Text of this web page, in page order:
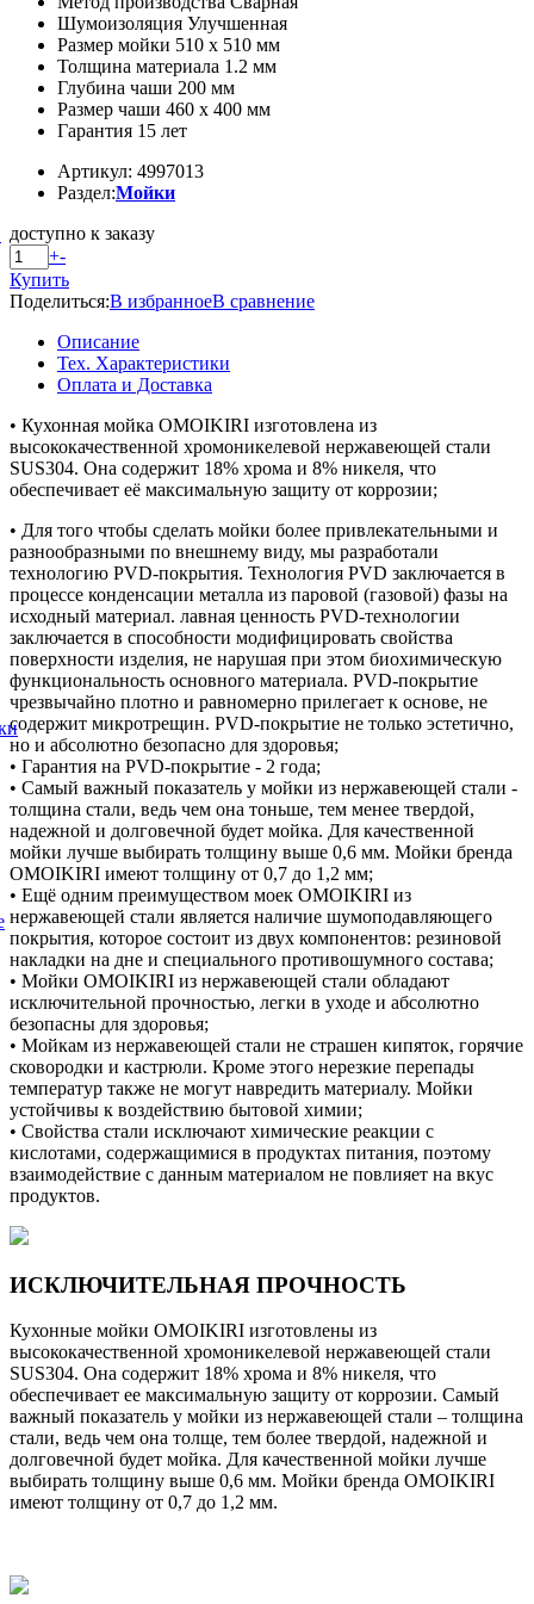
Шумоизоляция Улучшенная
Размер мойки 510 x 510 мм
Толщина материала 1.2 мм
Глубина чаши 200 мм
Размер чаши 460 x 400 мм
Гарантия 15 лет
Артикул: 4997013
Раздел:Мойки
доступно к заказу
+-
Купить
Поделиться:В избранноеВ сравнение
Описание
Тех. Характеристики
Оплата и Доставка
• Кухонная мойка OMOIKIRI изготовлена из
высококачественной хромоникелевой нержавеющей стали
SUS304. Она содержит 18% хрома и 8% никеля, что
обеспечивает её максимальную защиту от коррозии;
• Для того чтобы сделать мойки более привлекательными и
разнообразными по внешнему виду, мы разработали
технологию PVD-покрытия. Технология PVD заключается в
процессе конденсации металла из паровой (газовой) фазы на
исходный материал. лавная ценность PVD-технологии
заключается в способности модифицировать свойства
поверхности изделия, не нарушая при этом биохимическую
функциональность основного материала. PVD-покрытие
чрезвычайно плотно и равномерно прилегает к основе, не
содержит микротрещин. PVD-покрытие не только эстетично,
но и абсолютно безопасно для здоровья;
• Гарантия на PVD-покрытие - 2 года;
• Самый важный показатель у мойки из нержавеющей стали -
толщина стали, ведь чем она тоньше, тем менее твердой,
надежной и долговечной будет мойка. Для качественной
мойки лучше выбирать толщину выше 0,6 мм. Мойки бренда
OMOIKIRI имеют толщину от 0,7 до 1,2 мм;
• Ещё одним преимуществом моек OMOIKIRI из
нержавеющей стали является наличие шумоподавляющего
покрытия, которое состоит из двух компонентов: резиновой
накладки на дне и специального противошумного состава;
• Мойки OMOIKIRI из нержавеющей стали обладают
исключительной прочностью, легки в уходе и абсолютно
безопасны для здоровья;
• Мойкам из нержавеющей стали не страшен кипяток, горячие
сковородки и кастрюли. Кроме этого нерезкие перепады
температур также не могут навредить материалу. Мойки
устойчивы к воздействию бытовой химии;
• Свойства стали исключают химические реакции с
кислотами, содержащимися в продуктах питания, поэтому
взаимодействие с данным материалом не повлияет на вкус
продуктов.
ИСКЛЮЧИТЕЛЬНАЯ ПРОЧНОСТЬ
Кухонные мойки OMOIKIRI изготовлены из
высококачественной хромоникелевой нержавеющей стали
SUS304. Она содержит 18% хрома и 8% никеля, что
обеспечивает ее максимальную защиту от коррозии. Самый
важный показатель у мойки из нержавеющей стали – толщина
стали, ведь чем она толще, тем более твердой, надежной и
долговечной будет мойка. Для качественной мойки лучше
выбирать толщину выше 0,6 мм. Мойки бренда OMOIKIRI
имеют толщину от 0,7 до 1,2 мм.